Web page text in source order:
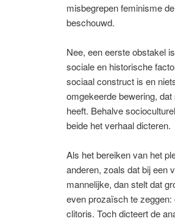
misbegrepen feminisme
beschouwd.
Nee, een eerste obstakel
sociale en historische
sociaal construct is en
omgekeerde bewering,
heeft. Behalve
beide het verhaal dicteren.
Als het bereiken van het
anderen, zoals dat bij een
mannelijke, dan stelt dat
even prozaïsch te
clitoris. Toch dicteert de